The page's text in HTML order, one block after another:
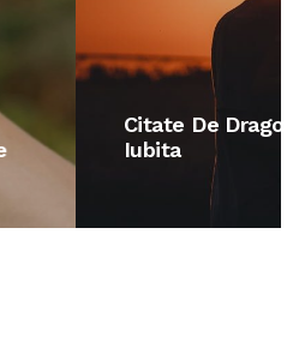
Pentru Iubit Sau